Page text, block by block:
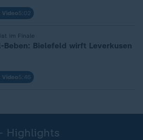
Video5:02
im Finale
Beben: Bielefeld wirft Leverkusen
Video5:46
Highlights